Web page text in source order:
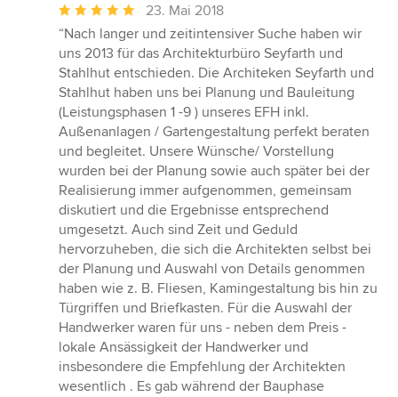
Durchschnittliche
Bewertung:
5
von
5
Sternen
23. Mai 2018
“Nach langer und zeitintensiver Suche haben wir
uns 2013 für das Architekturbüro Seyfarth und
Stahlhut entschieden. Die Architeken Seyfarth und
Stahlhut haben uns bei Planung und Bauleitung
(Leistungsphasen 1 -9 ) unseres EFH inkl.
Außenanlagen / Gartengestaltung perfekt beraten
und begleitet. Unsere Wünsche/ Vorstellung
wurden bei der Planung sowie auch später bei der
Realisierung immer aufgenommen, gemeinsam
diskutiert und die Ergebnisse entsprechend
umgesetzt. Auch sind Zeit und Geduld
hervorzuheben, die sich die Architekten selbst bei
der Planung und Auswahl von Details genommen
haben wie z. B. Fliesen, Kamingestaltung bis hin zu
Türgriffen und Briefkasten. Für die Auswahl der
Handwerker waren für uns - neben dem Preis -
lokale Ansässigkeit der Handwerker und
insbesondere die Empfehlung der Architekten
wesentlich . Es gab während der Bauphase